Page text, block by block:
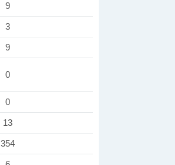
9
3
9
0
0
13
354